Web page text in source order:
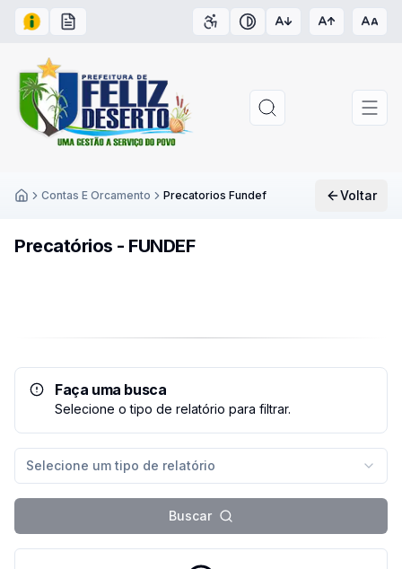
Acesso à Informação
Carta de Serviços Acessibilidade
Contraste
Contas E Orcamento Precatorios Fundef Voltar
Precatórios - FUNDEF
Faça uma busca
Selecione o tipo de relatório para filtrar.
Selecione um tipo de relatório
Buscar